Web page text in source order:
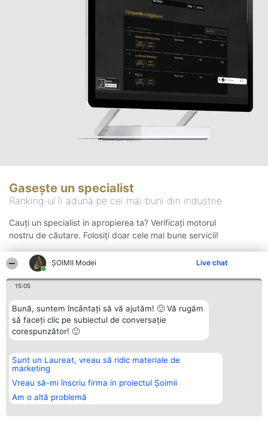
ȘOIMII Modei Live chat
15:05
Bună, suntem încântați să vă ajutăm! 🙂 Vă rugăm
să faceți clic pe subiectul de conversație
corespunzător! 🙂
Sunt un Laureat, vreau să ridic materiale de
marketing
Vreau să-mi înscriu firma in proiectul Șoimii
Am o altă problemă
Gasește un specialist
Ranking-ul îi adună pe cei mai buni din industrie
Cauți un specialist in apropierea ta? Verificați motorul
nostru de căutare. Folosiți doar cele mai bune servicii!
Organizator Ranking
BRIGHT SOLUTIONS BR SRL
Aleea Timisul De Sus 2 Bl. A30
Sc. A Et. 4 Ap. 13 Cod 061952
București
CUI 36737675
Plebiscyt
Lista Tuturor
Laureaților
Statut
Contact